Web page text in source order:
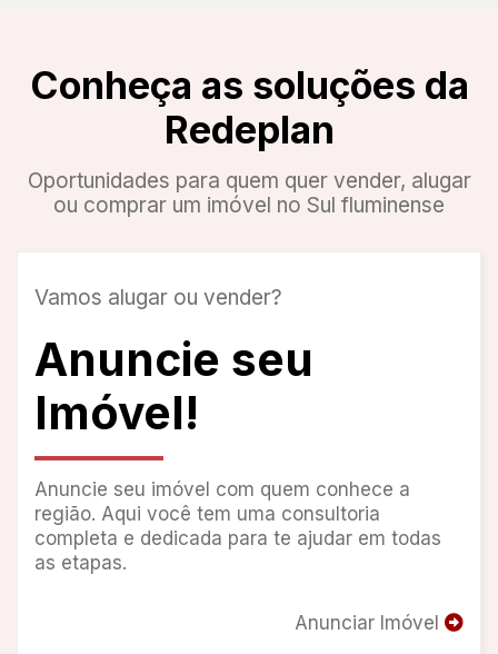
Conheça as soluções da
Redeplan
Oportunidades para quem quer vender, alugar
ou comprar um imóvel no Sul fluminense
Vamos alugar ou vender?
Anuncie seu
Imóvel!
Anuncie seu imóvel com quem conhece a
região. Aqui você tem uma consultoria
completa e dedicada para te ajudar em todas
as etapas.
Anunciar Imóvel